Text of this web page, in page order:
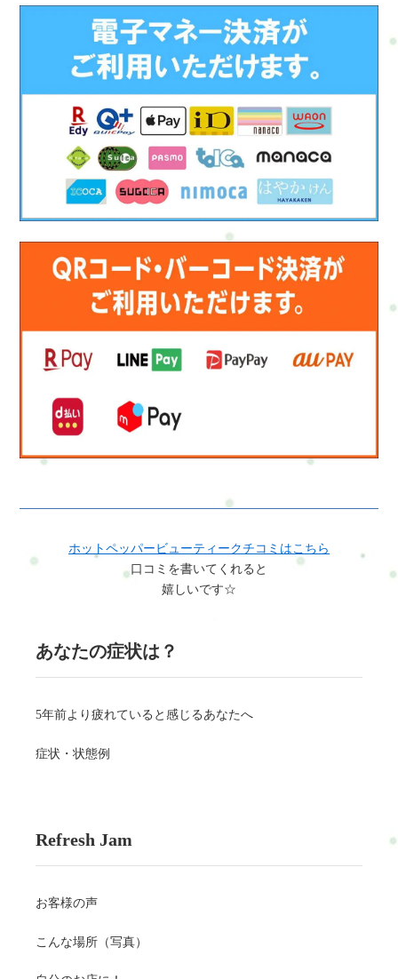
ビューティー・minimoで予約ができます。ご予約はこちら※不
安なことがあれば、事前にご相談も可能です。もう少し整えた
い方へミニセッションは、「まず整えてみる」ためのコースで
す。実際に受けてみて・もう少し体をしっかり整えたい・ゆっ
くり時間をかけて整えたい・運動や呼吸ももう少しやってみた
い◆そう感じた方には■カラダとココロの整え方はじめての運動
習慣120分がおすすめです。120分では・体をゆるめる時間・動
く時間・整える時間◆それぞれをしっかり取ることでより安定
した変化を感じやすくなります■違い・ミニ70分その日を整え
る・120分整った状態を“続けられる形”にする■こんな方におす
すめ・もう少し変化を感じたい・体型や体力も整えていきた
い・ゆっくり時間をかけて整えたい無理におすすめすることは
ありません「これなら続けられそう」と感じた方だけで大丈夫
です■最後に一言まずはミニで整えてみてください。そのうえで
「もう少しやってみたい」と思えたら、120分へ。カラダとココ
です。
ホットペッパービューティークチコミはこちら
口コミを書いてくれると
嬉しいです☆
あなたの症状は？
5年前より疲れていると感じるあなたへ
症状・状態例
Refresh Jam
お客様の声
こんな場所（写真）